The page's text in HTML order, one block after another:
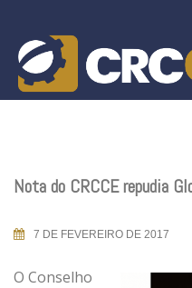
content
Nota do CRCCE repudia
7 DE FEVEREIRO DE 2017
O Conselho